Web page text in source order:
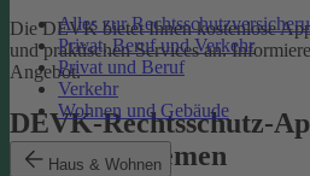
Alles zur
Privat, Beruf und Verkehr
Privat und Beruf
Verkehr
Wohnen und Gebäude
Haus & Wohnen
Die DEVK bietet Ihnen kostenlose
und praktischen Services an.
Angebot.
DEVK-Rechtsschutz-
Rechtsproblemen